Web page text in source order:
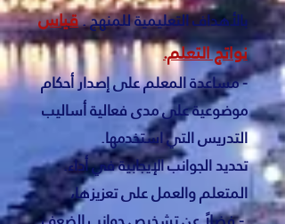
بالأهداف التعليمية للمنهج .قياس
نواتج التعلم.
- مساعدة المعلم على إصدار أحكام
موضوعية على مدى فعالية أساليب
التدريس التي استخدمها.
.تحديد الجوانب الإيجابية في أداء
المتعلم والعمل على تعزيزها،